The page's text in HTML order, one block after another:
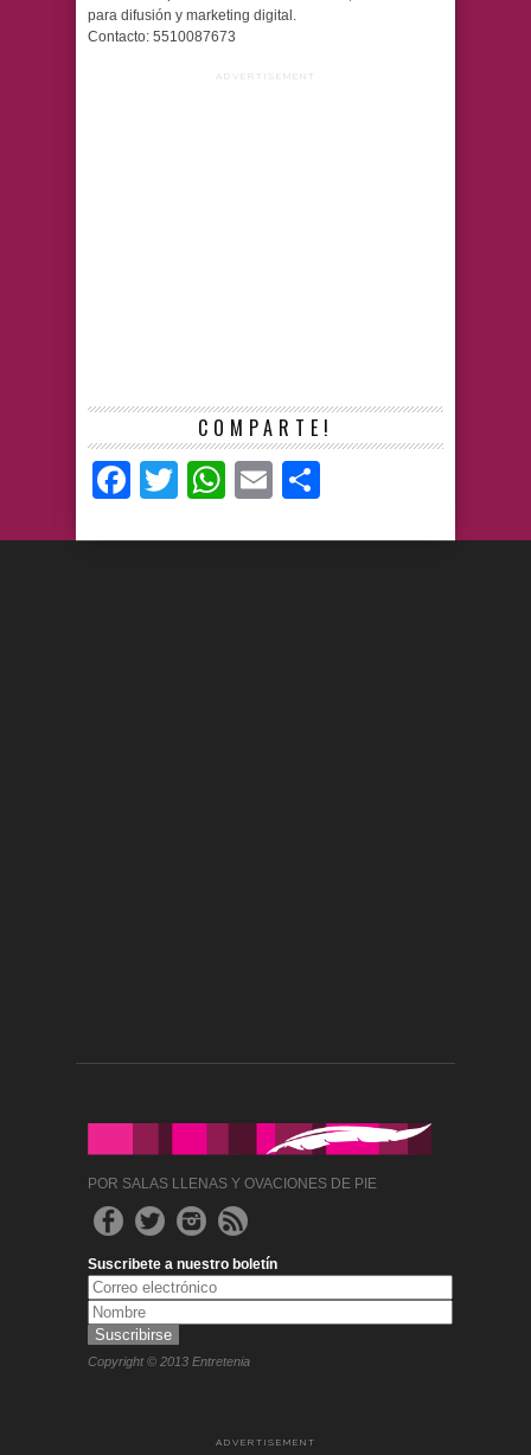
para difusión y marketing digital.
Contacto: 5510087673
ADVERTISEMENT
COMPARTE!
Facebook
TwitterWhatsApp
Email
POR SALAS LLENAS Y OVACIONES DE PIE
Suscribete a nuestro boletín
Copyright © 2013 Entretenia
ADVERTISEMENT